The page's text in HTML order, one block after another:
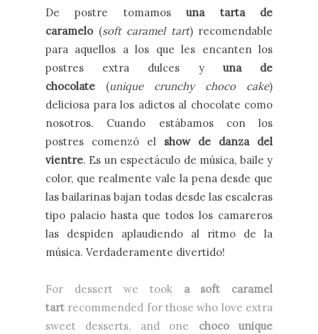
De postre tomamosuna tarta de
caramelo(soft caramel tart) recomendable
para aquellos a los que les encanten los
postres extra dulces y una de
chocolate (unique crunchy choco cake)
deliciosa para los adictos al chocolate como
nosotros. Cuando estábamos con los
postres comenzó el show de danza del
vientre. Es un espectáculo de música, baile y
color, que realmente vale la pena desde que
las bailarinas bajan todas desde las escaleras
tipo palacio hasta que todos los camareros
las despiden aplaudiendo al ritmo de la
música. Verdaderamente divertido!
For dessert we took
a soft caramel
tart recommended for those who love extra
sweet desserts, and one
choco unique